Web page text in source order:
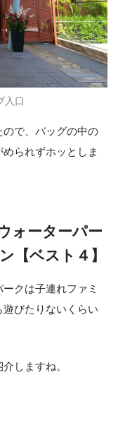
入口
ので、バッグの中の
られずホッとしま
ォーターパー
【ベスト４】
クは子連れファミ
びたりないくらい
しますね。